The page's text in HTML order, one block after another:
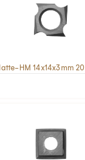
HM 14x14x3mm